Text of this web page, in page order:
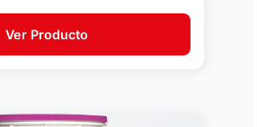
Ver Producto